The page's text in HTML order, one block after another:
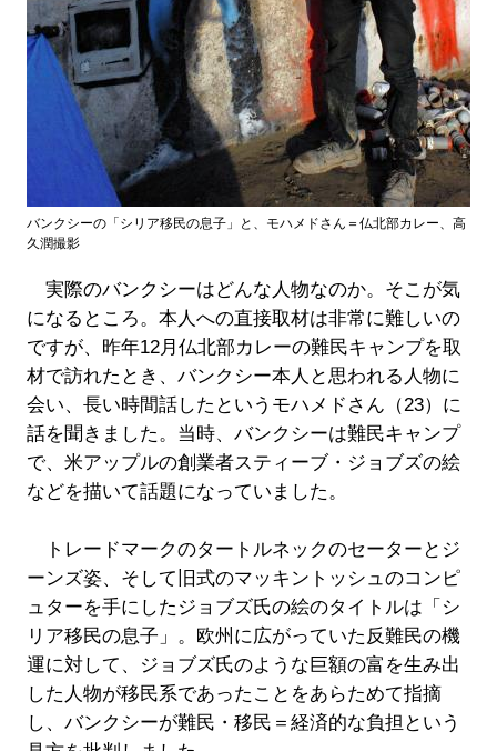
バンクシーの「シリア移民の息子」と、モハメドさん＝仏北部カレー、高
久潤撮影
実際のバンクシーはどんな人物なのか。そこが気
になるところ。本人への直接取材は非常に難しいの
ですが、昨年12月仏北部カレーの難民キャンプを取
材で訪れたとき、バンクシー本人と思われる人物に
会い、長い時間話したというモハメドさん（23）に
話を聞きました。当時、バンクシーは難民キャンプ
で、米アップルの創業者スティーブ・ジョブズの絵
などを描いて話題になっていました。
トレードマークのタートルネックのセーターとジ
ーンズ姿、そして旧式のマッキントッシュのコンピ
ュターを手にしたジョブズ氏の絵のタイトルは「シ
リア移民の息子」。欧州に広がっていた反難民の機
運に対して、ジョブズ氏のような巨額の富を生み出
した人物が移民系であったことをあらためて指摘
し、バンクシーが難民・移民＝経済的な負担という